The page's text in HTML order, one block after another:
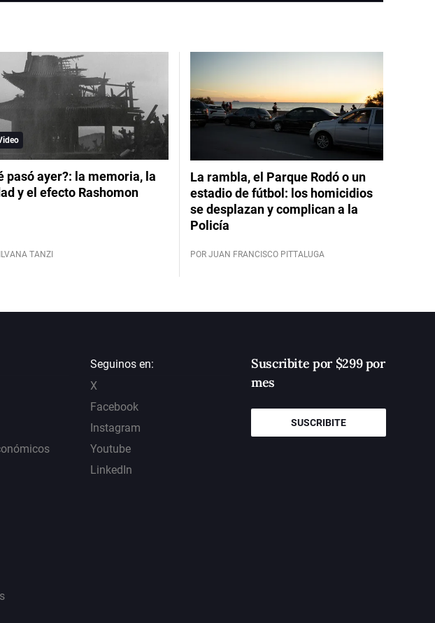
pasó ayer?: la memoria, la
y el efecto Rashomon
TANZI
La rambla, el Parque Rodó o un
estadio de fútbol: los homicidios
se desplazan y complican a la
Policía
POR JUAN FRANCISCO PITTALUGA
Seguinos en:
X
Facebook
Instagram
Youtube
LinkedIn
Suscribite por $299 por
mes
SUSCRIBITE